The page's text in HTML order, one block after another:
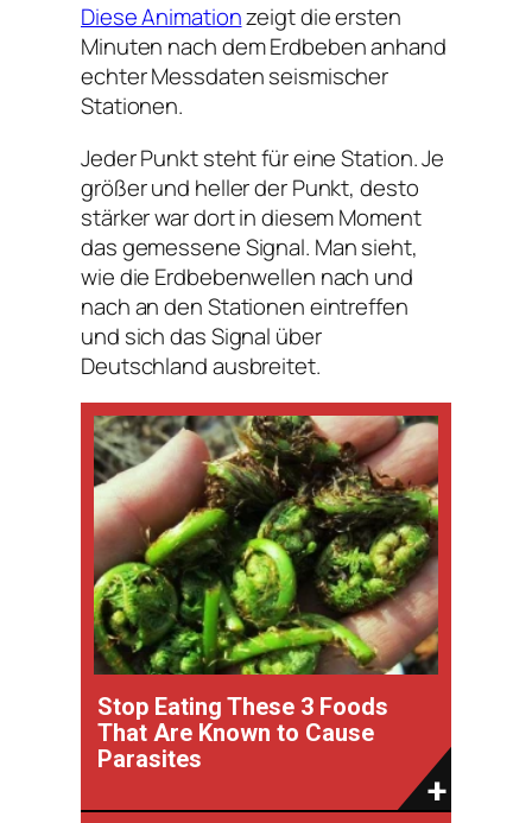
Diese Animationzeigt die ersten
Minuten nach dem Erdbeben anhand
echter Messdaten seismischer
Stationen.
Jeder Punkt steht für eine Station. Je
größer und heller der Punkt, desto
stärker war dort in diesem Moment
das gemessene Signal. Man sieht,
wie die Erdbebenwellen nach und
nach an den Stationen eintreffen
und sich das Signal über
Deutschland ausbreitet.
Stop Eating These 3 Foods
That Are Known to Cause
Parasites